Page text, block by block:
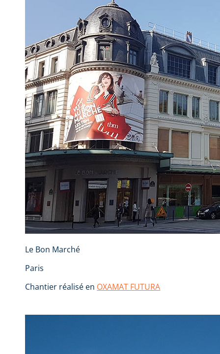
Le Bon Marché
Paris
Chantier réalisé en OXAMAT FUTURA